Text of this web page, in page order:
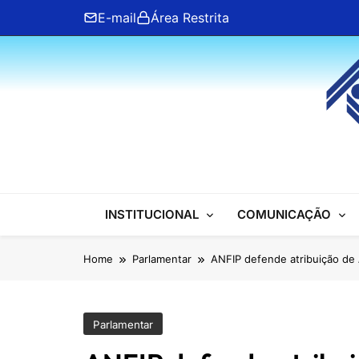
content
E-mail Área Restrita
ANFIP Nacional
INSTITUCIONAL COMUNICAÇÃO
Home Parlamentar ANFIP defende atribuição
Parlamentar